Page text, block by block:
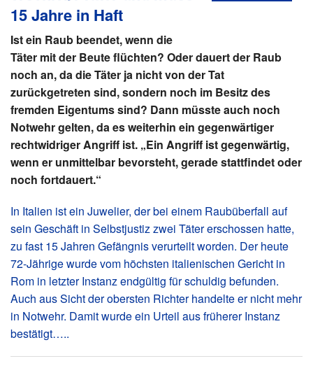
15 Jahre in Haft
Ist ein Raub beendet, wenn die
Täter mit der Beute flüchten? Oder dauert der Raub
noch an, da die Täter ja nicht von der Tat
zurückgetreten sind, sondern noch im Besitz des
fremden Eigentums sind? Dann müsste auch noch
Notwehr gelten, da es weiterhin ein gegenwärtiger
rechtwidriger Angriff ist. „Ein Angriff ist gegenwärtig,
wenn er unmittelbar bevorsteht, gerade stattfindet oder
noch fortdauert.“
In Italien ist ein Juwelier, der bei einem Raubüberfall auf
sein Geschäft in Selbstjustiz zwei Täter erschossen hatte,
zu fast 15 Jahren Gefängnis verurteilt worden. Der heute
72-Jährige wurde vom höchsten italienischen Gericht in
Rom in letzter Instanz endgültig für schuldig befunden.
Auch aus Sicht der obersten Richter handelte er nicht mehr
in Notwehr. Damit wurde ein Urteil aus früherer Instanz
bestätigt…..